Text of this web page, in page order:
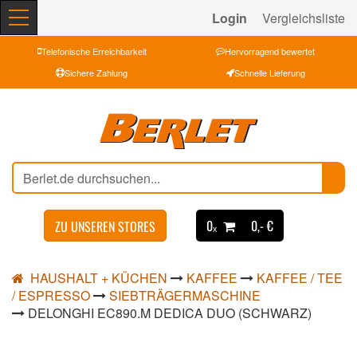
Login Vergleichsliste
Telefonische Erreichbarkeit
Hervorragend bewertet
Sichere Zahlung
Schnelle Lieferung
ZU UNSEREN STORES 0ₓ 0,- €
HAUSHALT + KÜCHEN KAFFEE
KAFFEE / TEE
/ ESPRESSO
SIEBTRÄGERMASCHINE
DELONGHI EC890.M DEDICA DUO (SCHWARZ)